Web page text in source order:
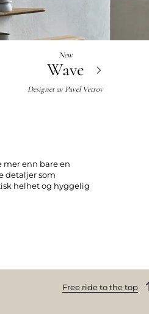
New
Wave
Designet av Pavel Vetrov
mer enn bare en
detaljer som
helhet og hyggelig
Ved å ha hyller i
Free ride to the top